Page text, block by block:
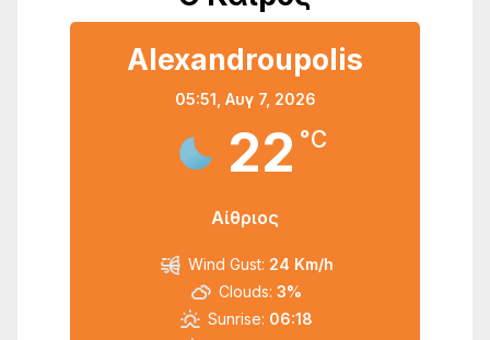
Alexandroupolis
05:51, Αυγ 7, 2026
22 °C
Αίθριος
Wind Gust: 24 Km/h
Clouds: 3%
Sunrise: 06:18